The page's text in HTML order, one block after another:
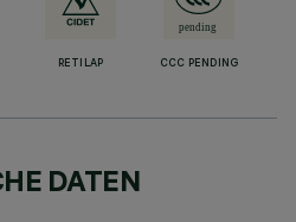
RETILAP CCC PENDING
DATEN